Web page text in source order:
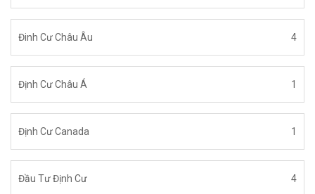
Đinh Cư Châu Âu 4
Định Cư Châu Á 1
Định Cư Canada 1
Đầu Tư Định Cư 4